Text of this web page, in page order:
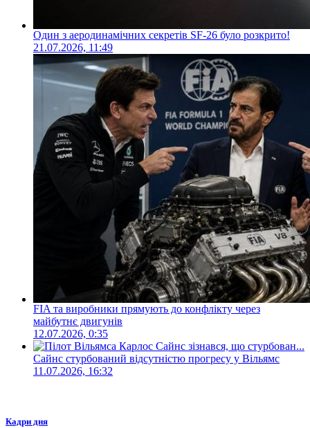
Один з аеродинамічних секретів SF-26 було розкрито!
21.07.2026, 11:49
FIA та виробники прямують до конфлікту через
майбутнє двигунів
12.07.2026, 0:35
Сайнс стурбований відсутністю прогресу у Вільямс
11.07.2026, 16:32
Кадри дня